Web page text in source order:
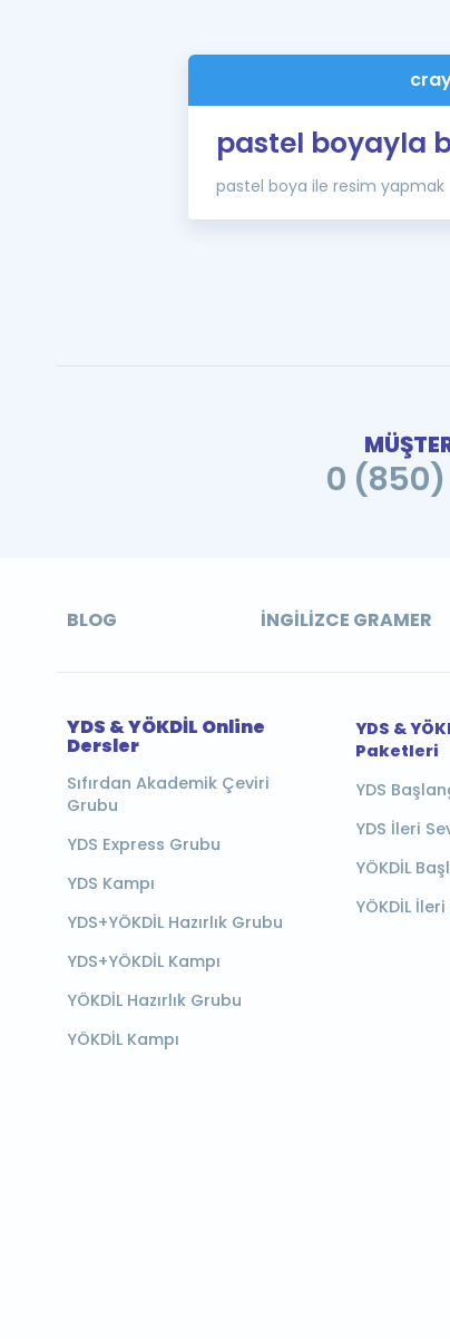
pastel boyayla
pastel boya ile resim yapmak
0 (850)
BLOG İNGILIZCE GRAMER
YDS & YÖKDİL Online
Dersler
Sıfırdan Akademik Çeviri
Grubu
YDS Express Grubu
YDS Kampı
YDS+YÖKDİL Hazırlık Grubu
YDS+YÖKDİL Kampı
YÖKDİL Hazırlık Grubu
YÖKDİL Kampı
YDS &
Paketleri
YDS
YDS İleri
YÖKDİL
YÖKDİL